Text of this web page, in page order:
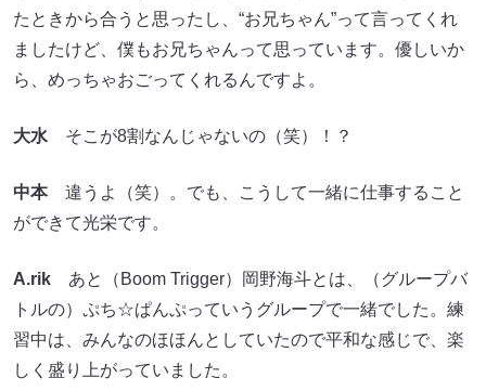
たときから合うと思ったし、“お兄ちゃん”って言ってくれ
ましたけど、僕もお兄ちゃんって思っています。優しいか
ら、めっちゃおごってくれるんですよ。
大水 そこが8割なんじゃないの（笑）！？
中本違うよ（笑）。でも、こうして一緒に仕事すること
ができて光栄です。
A.rik あと（Boom Trigger）岡野海斗とは、（グループバ
トルの）ぷち☆ぱんぷっていうグループで一緒でした。練
習中は、みんなのほほんとしていたので平和な感じで、楽
しく盛り上がっていました。